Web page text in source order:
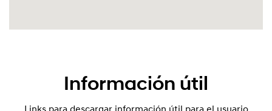
Información útil